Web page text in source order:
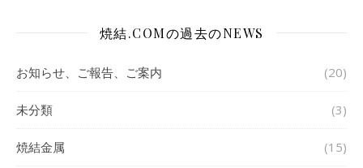
焼結.COMの過去のNEWS
お知らせ、ご報告、ご案内 (20)
未分類 (3)
焼結金属 (15)